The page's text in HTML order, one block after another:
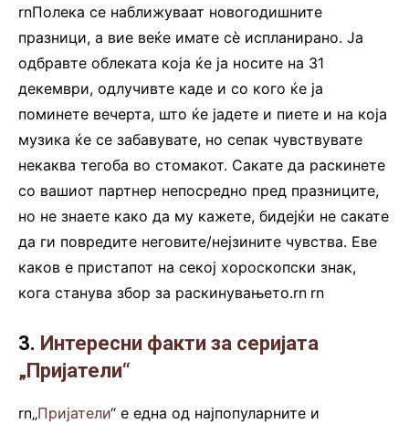
rnПолека се наближуваат новогодишните
празници, а вие веќе имате сè испланирано. Ја
одбравте облеката која ќе ја носите на 31
декември, одлучивте каде и со кого ќе ја
поминете вечерта, што ќе јадете и пиете и на која
музика ќе се забавувате, но сепак чувствувате
некаква тегоба во стомакот. Сакате да раскинете
со вашиот партнер непосредно пред празниците,
но не знаете како да му кажете, бидејќи не сакате
да ги повредите неговите/нејзините чувства. Еве
каков е пристапот на секој хороскопски знак,
кога станува збор за раскинувањето.rn rn
3. Интересни факти за серијата
„Пријатели“
rn„Пријатели“ е една од најпопуларните и